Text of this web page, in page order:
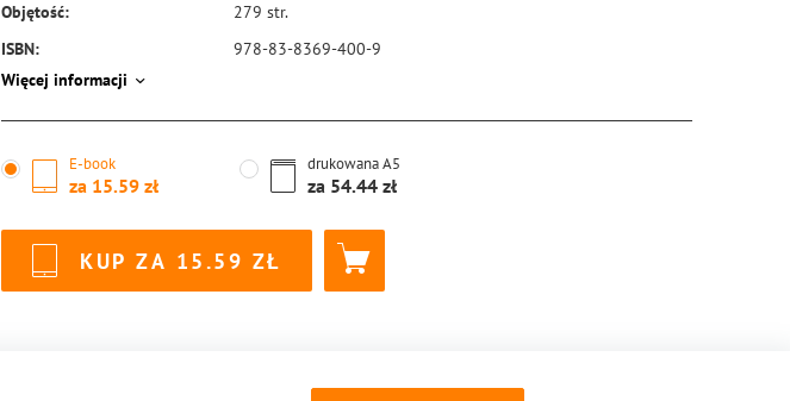
Objętość: 279 str.
ISBN:
978-83-8369-400-9
Więcej informacji
E-book
za 15.59
drukowanaA5
za 54.44
KUP ZA 15.59